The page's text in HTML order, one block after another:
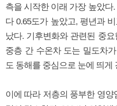
측을 시작한 이래 가장 높았다
다 0.65도가 높았고, 평년과
났다. 기후변화와 관련된 중
중층 간 수온차 도는 밀도차
도 동해를 중심으로 눈에 띄게
이에 따라 저층의 풍부한 영